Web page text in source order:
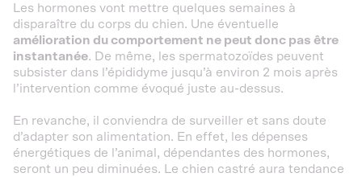
Les hormones vont mettre quelques semaines à
disparaître du corps du chien. Une éventuelle
amélioration du comportement ne peut donc pas être
instantanée. De même, les spermatozoïdes peuvent
subsister dans l’épididyme jusqu’à environ 2 mois après
l’intervention comme évoqué juste au-dessus.
En revanche, il conviendra de surveiller et sans doute
d’adapter son alimentation. En effet, les dépenses
énergétiques de l’animal, dépendantes des hormones,
seront un peu diminuées. Le chien castré aura tendance